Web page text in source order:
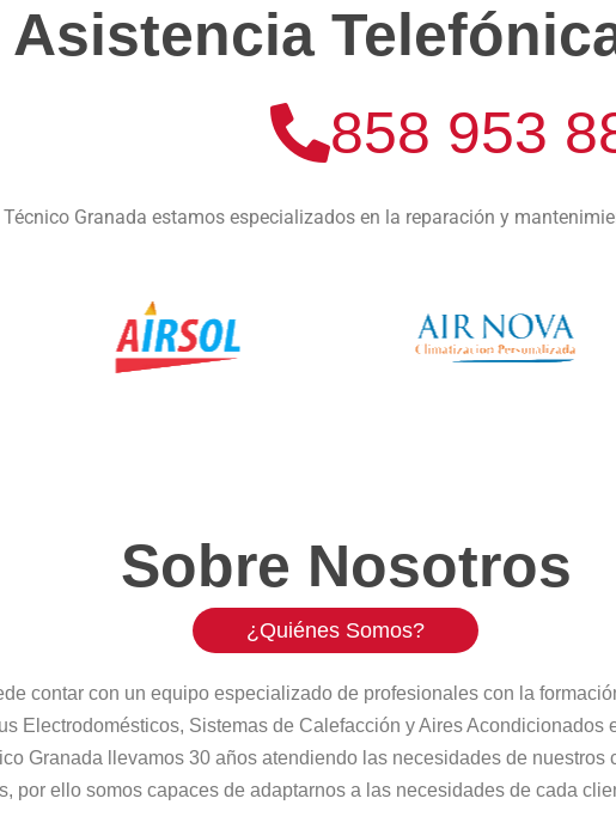
Asistencia
858 953
Técnico Granada estamos especializados en la reparación y
Sobre Nosotros
¿Quiénes Somos?
contar con un equipo especializado de profesionales con la
Electrodomésticos, Sistemas de Calefacción y Aires Acondicionados
Granada llevamos 30 años atendiendo las necesidades de
por ello somos capaces de adaptarnos a las necesidades de cada